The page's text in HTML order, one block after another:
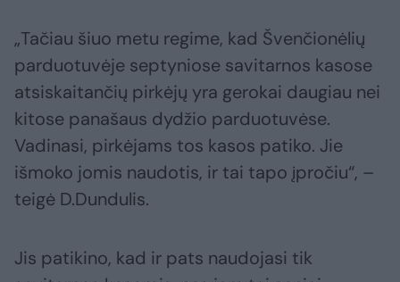
„Tačiau šiuo metu regime, kad Švenčionėlių
parduotuvėje septyniose savitarnos kasose
atsiskaitančių pirkėjų yra gerokai daugiau nei
kitose panašaus dydžio parduotuvėse.
Vadinasi, pirkėjams tos kasos patiko. Jie
išmoko jomis naudotis, ir tai tapo įpročiu“, –
teigė D.Dundulis.
Jis patikino, kad ir pats naudojasi tik